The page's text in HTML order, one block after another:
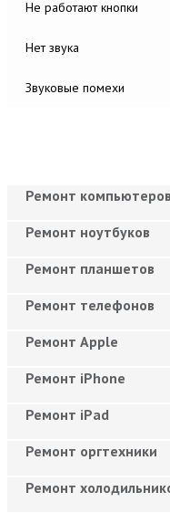
Не работают кнопки
Нет звука
Звуковые помехи
Ремонт компьютеров
Ремонт ноутбуков
Ремонт планшетов
Ремонт телефонов
Ремонт Apple
Ремонт iPhone
Ремонт iPad
Ремонт оргтехники
Ремонт